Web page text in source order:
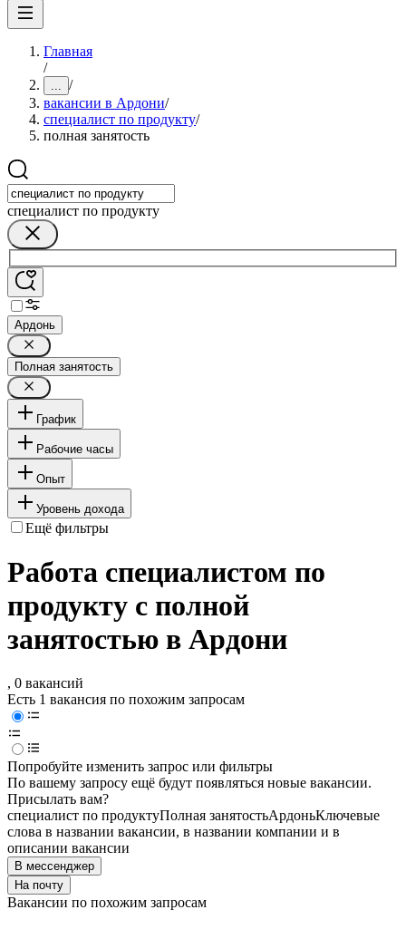
Главная
/
... /
вакансии в Ардони/
специалист по продукту/
полная занятость
специалист по продукту
Ардонь
Полная занятость
График
Рабочие часы
Опыт
Уровень дохода
Ещё фильтры
Работа специалистом по
продукту с полной
занятостью в Ардони
, 0 вакансий
Есть 1 вакансия по похожим запросам
Попробуйте изменить запрос или фильтры
По вашему запросу ещё будут появляться новые вакансии.
Присылать вам?
специалист по продуктуПолная занятостьАрдоньКлючевые
слова в названии вакансии, в названии компании и в
описании вакансии
В мессенджер
На почту
Вакансии по похожим запросам